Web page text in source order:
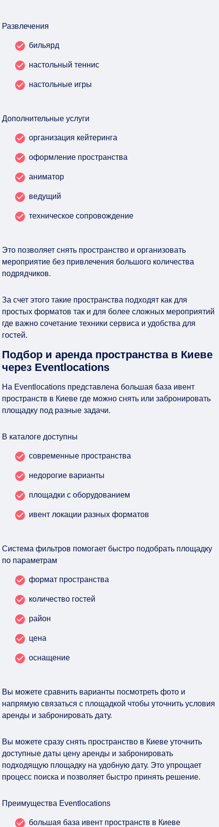
Развлечения
бильярд
настольный теннис
настольные игры
Дополнительные услуги
организация кейтеринга
оформление пространства
аниматор
ведущий
техническое сопровождение
Это позволяет снять пространство и организовать
мероприятие без привлечения большого количества
подрядчиков.
За счет этого такие пространства подходят как для
простых форматов так и для более сложных мероприятий
где важно сочетание техники сервиса и удобства для
гостей.
Подбор и аренда пространства в Киеве
через Eventlocations
На Eventlocations представлена большая база ивент
пространств в Киеве где можно снять или забронировать
площадку под разные задачи.
В каталоге доступны
современные пространства
недорогие варианты
площадки с оборудованием
ивент локации разных форматов
Система фильтров помогает быстро подобрать площадку
по параметрам
формат пространства
количество гостей
район
цена
оснащение
Вы можете сравнить варианты посмотреть фото и
напрямую связаться с площадкой чтобы уточнить условия
аренды и забронировать дату.
Вы можете сразу снять пространство в Киеве уточнить
доступные даты цену аренды и забронировать
подходящую площадку на удобную дату. Это упрощает
процесс поиска и позволяет быстро принять решение.
Преимущества Eventlocations
большая база ивент пространств в Киеве